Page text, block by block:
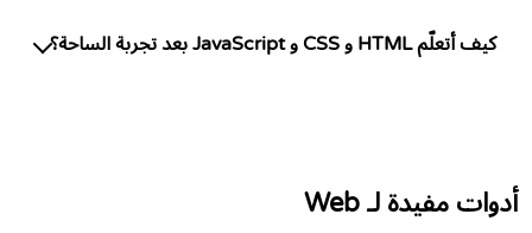
كيف أتعلّم HTML و CSS و JavaScript بعد تجربة الساحة؟
أدوات مفيدة لـ Web